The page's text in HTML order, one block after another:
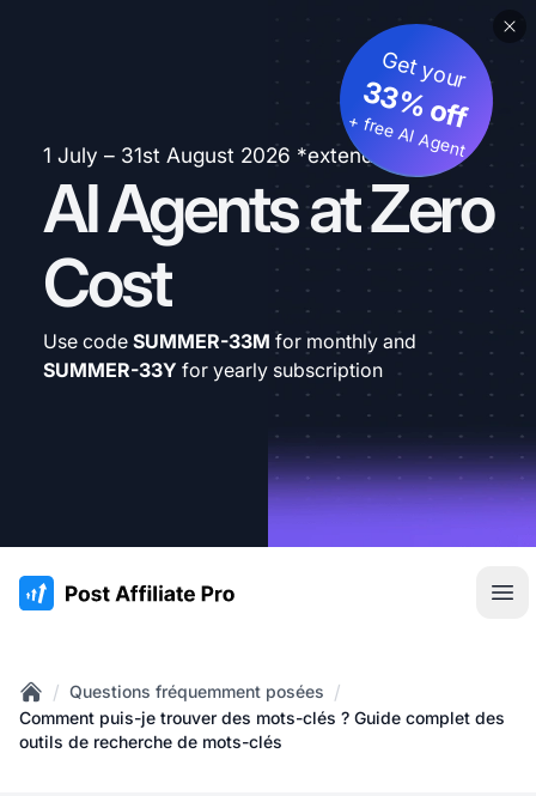
1 July – 31st August 2026 *extended
AI Agents at Zero
Cost
Get your
33% off
+ free AI Agent
Use code SUMMER-33M for monthly and
SUMMER-33Y for yearly subscription
:site.title
Home
/ Questions fréquemment posées /
Comment puis-je trouver des mots-clés ? Guide complet des
outils de recherche de mots-clés